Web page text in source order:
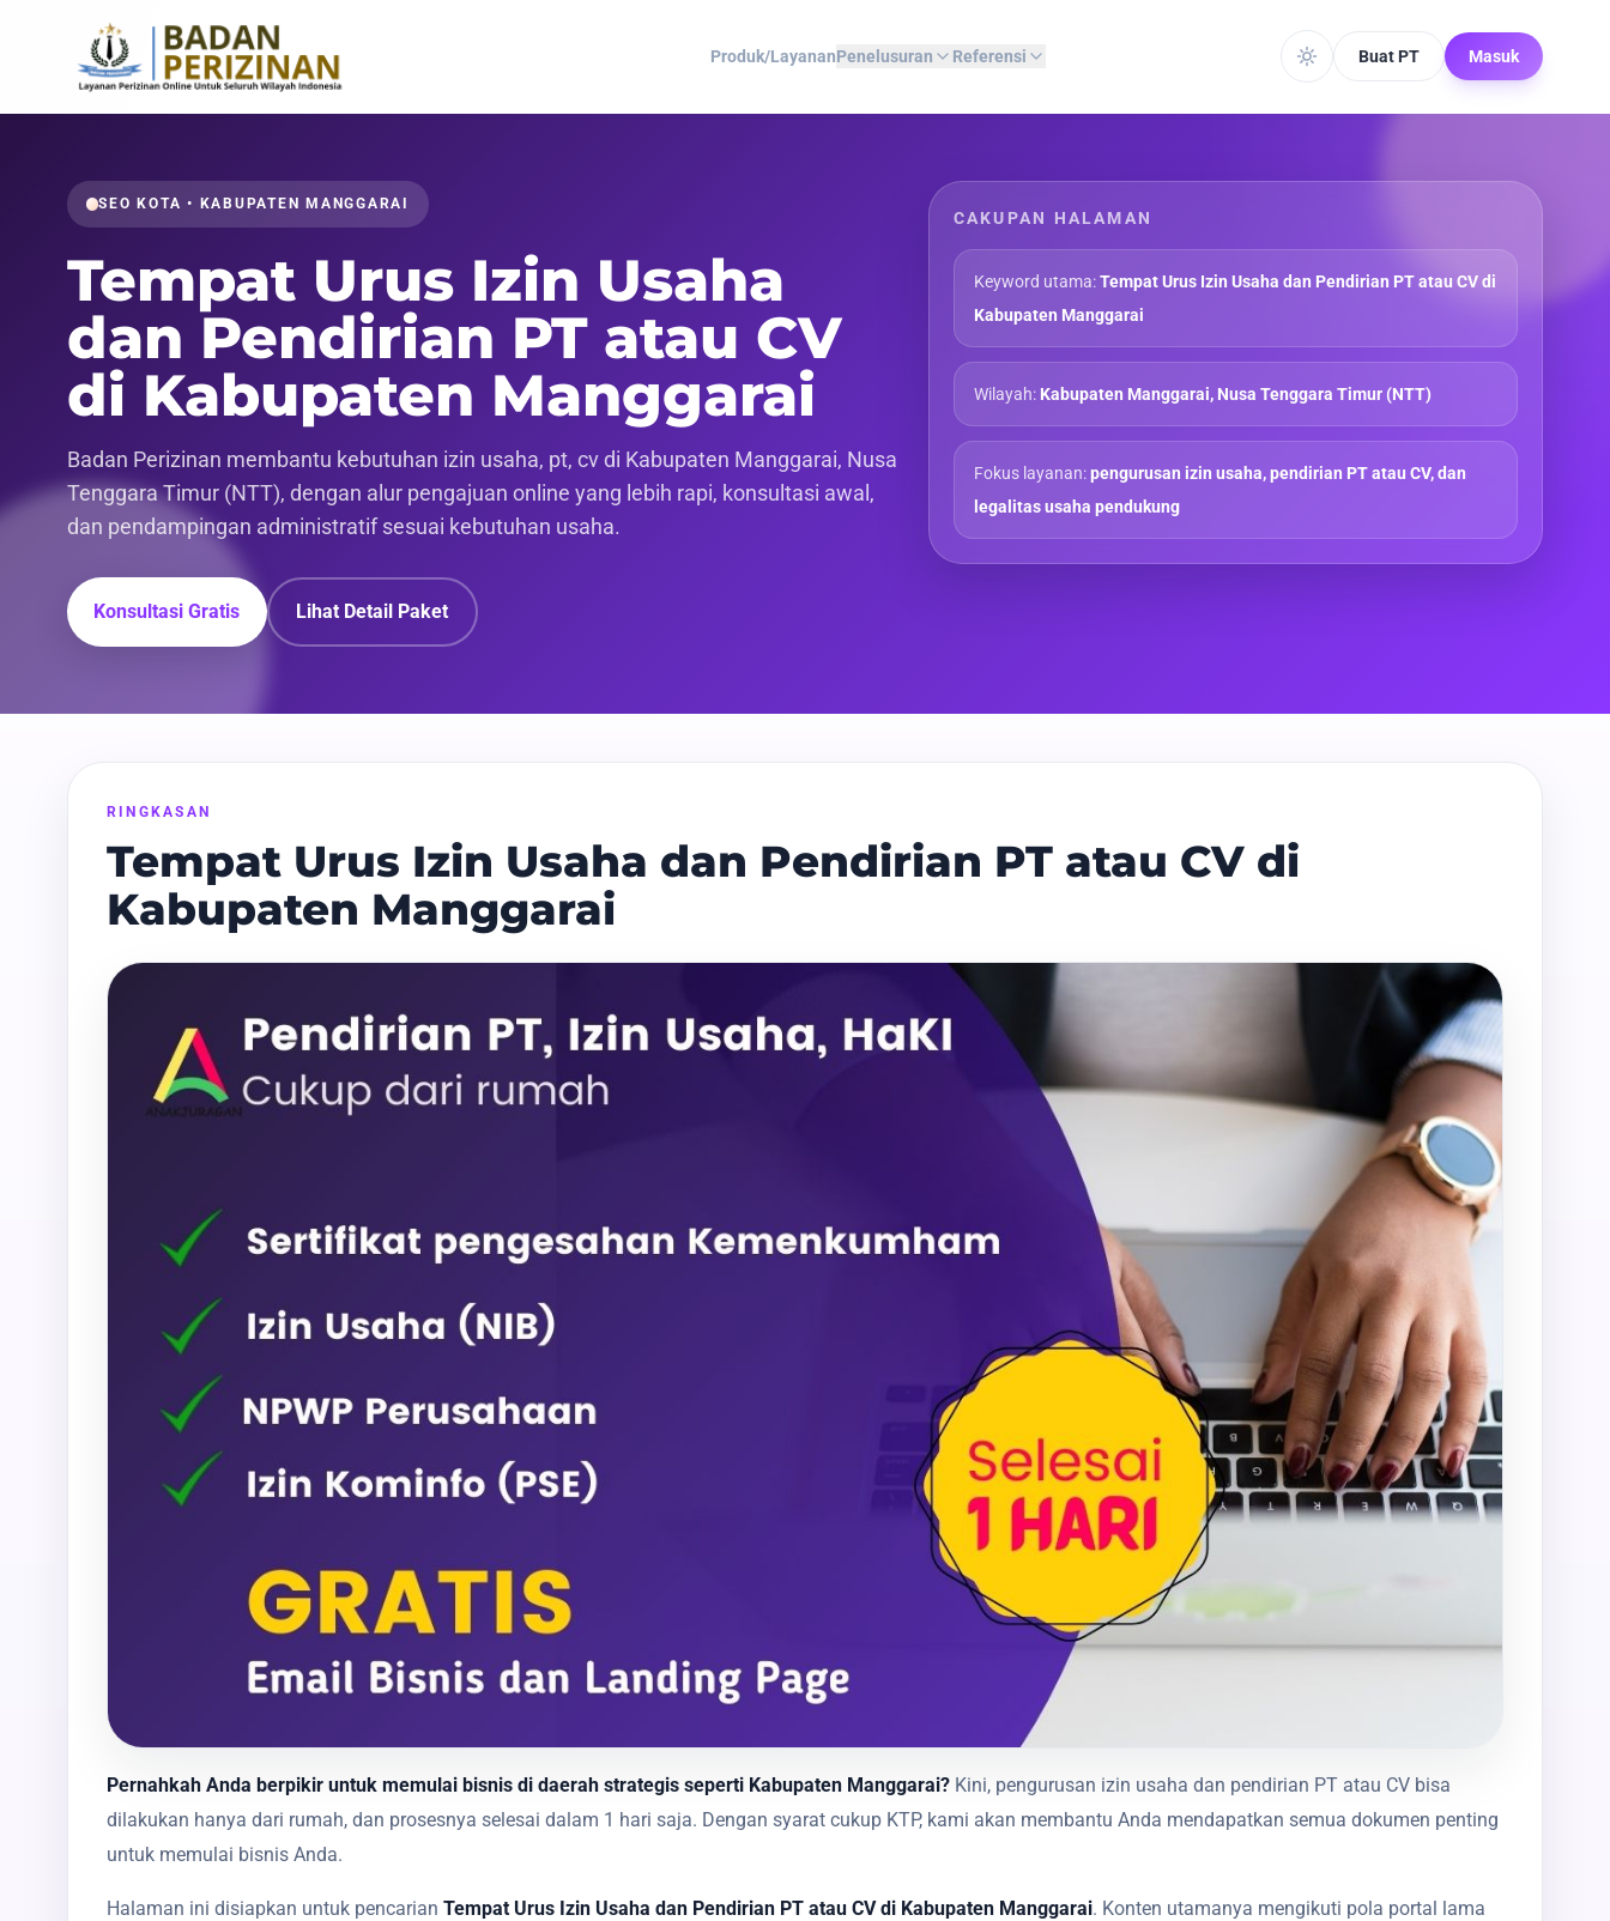
Produk/LayananPenelusuran Referensi Buat PT Masuk
SEO KOTA • KABUPATEN MANGGARAI
Tempat Urus Izin Usaha
dan Pendirian PT atau CV
di Kabupaten Manggarai
Badan Perizinan membantu kebutuhan izin usaha, pt, cv di Kabupaten Manggarai, Nusa
Tenggara Timur (NTT), dengan alur pengajuan online yang lebih rapi, konsultasi awal,
dan pendampingan administratif sesuai kebutuhan usaha.
Konsultasi Gratis Lihat Detail Paket
CAKUPAN HALAMAN
Keyword utama:Tempat Urus Izin Usaha dan Pendirian PT atau CV di
Kabupaten Manggarai
Wilayah: Kabupaten Manggarai, Nusa Tenggara Timur (NTT)
Fokus layanan:pengurusan izin usaha, pendirian PT atau CV, dan
legalitas usaha pendukung
RINGKASAN
Tempat Urus Izin Usaha dan Pendirian PT atau CV di
Kabupaten Manggarai
Pernahkah Anda berpikir untuk memulai bisnis di daerah strategis seperti Kabupaten Manggarai? Kini, pengurusan izin usaha dan pendirian PT atau CV bisa
dilakukan hanya dari rumah, dan prosesnya selesai dalam 1 hari saja. Dengan syarat cukup KTP, kami akan membantu Anda mendapatkan semua dokumen penting
untuk memulai bisnis Anda.
Halaman ini disiapkan untuk pencarian Tempat Urus Izin Usaha dan Pendirian PT atau CV di Kabupaten Manggarai. Konten utamanya mengikuti pola portal lama